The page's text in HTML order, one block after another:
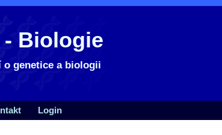
Biologie
genetice a biologii
Login